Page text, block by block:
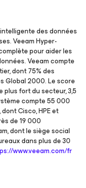
des données
Veeam Hyper-
pour aider les
Veeam compte
dont 75% des
Global 2000. Le score
fort du secteur, 3,5
compte 55 000
Cisco, HPE et
de 19 000
dont le siège social
dans plus de 30
www.veeam.com/fr